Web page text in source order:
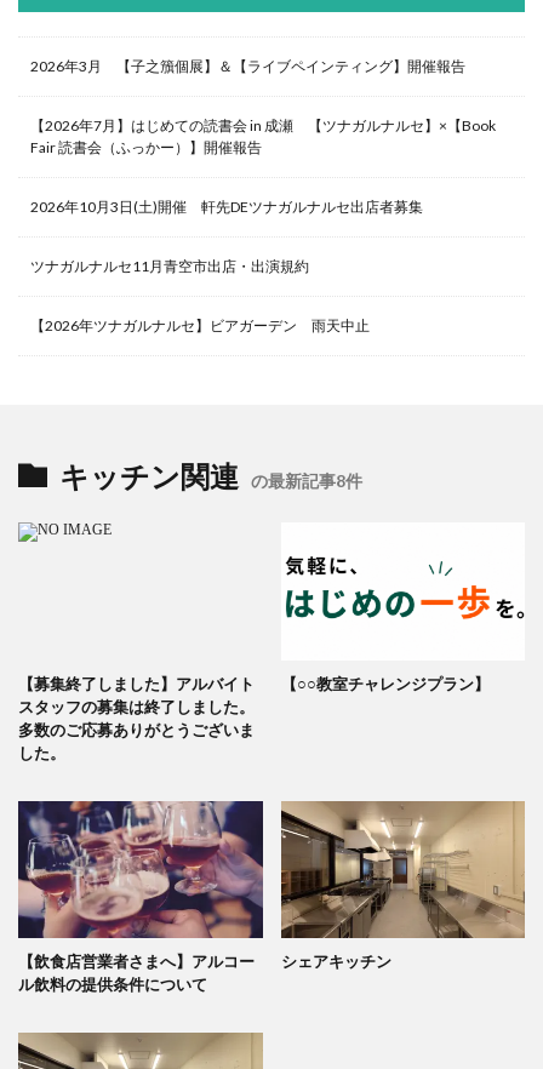
2026年3月 【子之籏個展】＆【ライブペインティング】開催報告
【2026年7月】はじめての読書会 in 成瀬 【ツナガルナルセ】×【Book
Fair 読書会（ふっかー）】開催報告
2026年10月3日(土)開催 軒先DEツナガルナルセ出店者募集
ツナガルナルセ11月青空市出店・出演規約
【2026年ツナガルナルセ】ビアガーデン 雨天中止
キッチン関連 の最新記事8件
【募集終了しました】アルバイト
スタッフの募集は終了しました。
多数のご応募ありがとうございま
した。
【○○教室チャレンジプラン】
【飲食店営業者さまへ】アルコー
ル飲料の提供条件について
シェアキッチン